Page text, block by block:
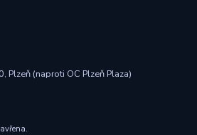
(naproti OC Plzeň Plaza)